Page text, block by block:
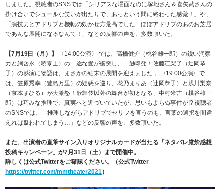
しました。視聴者のSNSでは「シリアスな場面なのに塚地さん＆喜矢武さんの
掛け合いでシュールな笑いが出たりで、あっという間に終わった感覚！」や、
「演技力とアドリブと機転の効かせ方最高でした！ほぼアドリブのあのお芝居
であんな展開になるなんて！」などの反響の声を、多数頂いた。
【7月19日（月）】
〈14:00公演〉 では、高橋健介（桃谷雄一郎）の鋭い洞察
力と綱啓永（暁零士）の一途な愛が衝突し、一触即発！佐藤江梨子（辻岡恭
子）の熱演に物語は、まさかの結末の展開を迎えました 。〈19:00公演〉で
は、笠原秀幸（豊島万里）の疑惑を巡り、花乃まりあ（辻岡恭子）と浅川梨奈
（京本まひる）が大激怒！歌舞伎以外の舞台が初となる、中村米吉（桃谷雄一
郎）は巧みな推理で、真実へと近づいていたが、思いもよらぬ事件が!? 視聴者
のSNSでは、「推理しながらアドリブでセリフを言うのも、言葉の選択を間違
えれば疑われてしまう…」などの反響の声を、多数頂いた。
また、出演者の直筆サイン入りオリジナルカードが当たる「ネタバレ厳禁感想
投稿キャンペーン」が7月31日（土）まで開催中。
詳しくは公式Twitterをご確認ください。（公式Twitter
https://twitter.com/mmtheater2021 ）